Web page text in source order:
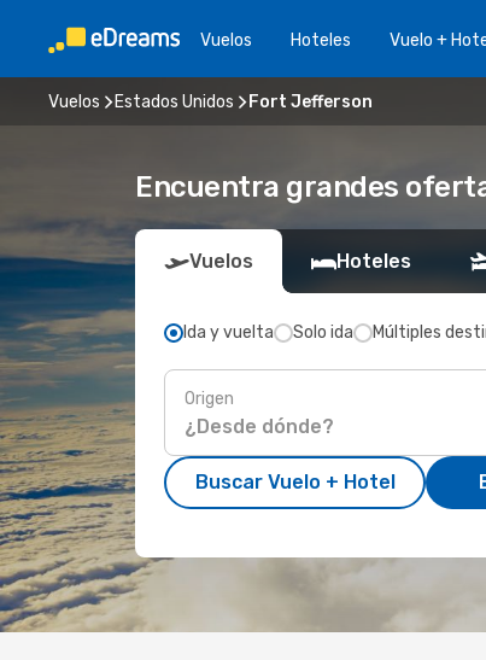
Vuelos Hoteles Vuelo +
Vuelos Estados Unidos Fort Jefferson
Encuentra grandes
Vuelos Hoteles
Ida y vuelta Solo ida Múltiples
Origen
Buscar Vuelo + Hotel